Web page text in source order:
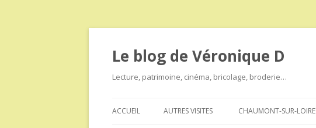
Le blog de Véronique D
Lecture, patrimoine, cinéma, bricolage, broderie…
ACCUEIL AUTRES VISITES CHAUMONT-SUR-LOIRE